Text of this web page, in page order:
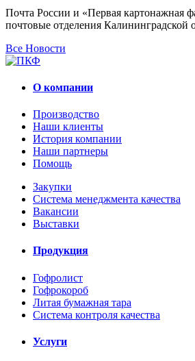
Почта России и «Первая картонажная
почтовые отделения Калининградской
Все Новости
О компании
Производство
Наши клиенты
История компании
Наши партнеры
Помощь
Закупки
Система менеджмента качества
Вакансии
Выставки
Продукция
Гофролист
Гофрокороб
Литая бумажная тара
Система контроля качества
Услуги